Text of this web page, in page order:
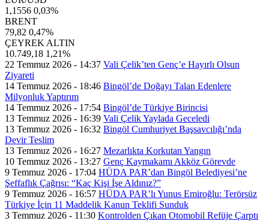
1,1556 0,03%
BRENT
79,82 0,47%
ÇEYREK ALTIN
10.749,18 1,21%
22 Temmuz 2026 - 14:37 Vali Çelik’ten Genç’e Hayırlı Olsun
Ziyareti
14 Temmuz 2026 - 18:46 Bingöl’de Doğayı Talan Edenlere
Milyonluk Yaptırım
14 Temmuz 2026 - 17:54 Bingöl’de Türkiye Birincisi
13 Temmuz 2026 - 16:39 Vali Çelik Yaylada Geceledi
13 Temmuz 2026 - 16:32 Bingöl Cumhuriyet Başsavcılığı’nda
Devir Teslim
13 Temmuz 2026 - 16:27 Mezarlıkta Korkutan Yangın
10 Temmuz 2026 - 13:27 Genç Kaymakamı Akköz Görevde
9 Temmuz 2026 - 17:04 HÜDA PAR’dan Bingöl Belediyesi’ne
Şeffaflık Çağrısı: “Kaç Kişi İşe Aldınız?”
9 Temmuz 2026 - 16:57 HÜDA PAR’lı Yunus Emiroğlu: Terörsüz
Türkiye İçin 11 Maddelik Kanun Teklifi Sunduk
3 Temmuz 2026 - 11:30 Kontrolden Çıkan Otomobil Refüje Çarptı